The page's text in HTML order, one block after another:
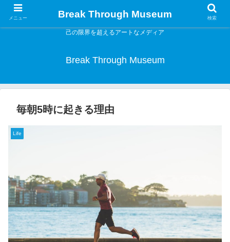
己の限界を超えるアートなメディア
Break Through Museum
毎朝5時に起きる理由
Life
メニュー Break Through Museum 検索